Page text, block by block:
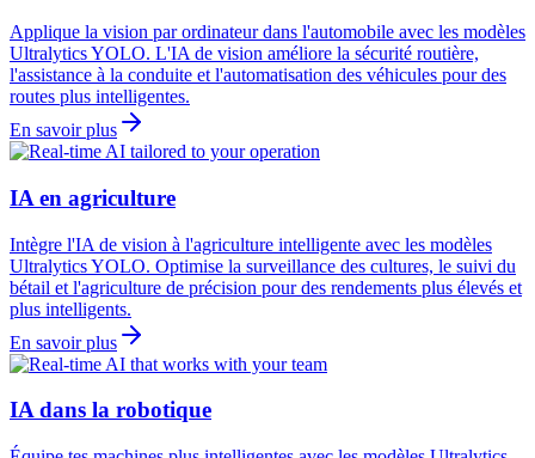
Applique la vision par ordinateur dans l'automobile avec les modèles
Ultralytics YOLO. L'IA de vision améliore la sécurité routière,
l'assistance à la conduite et l'automatisation des véhicules pour des
routes plus intelligentes.
En savoir plus
IA en agriculture
Intègre l'IA de vision à l'agriculture intelligente avec les modèles
Ultralytics YOLO. Optimise la surveillance des cultures, le suivi du
bétail et l'agriculture de précision pour des rendements plus élevés et
plus intelligents.
En savoir plus
IA dans la robotique